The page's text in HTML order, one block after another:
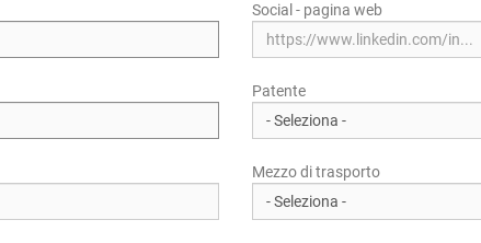
CAP/NAP di residenza
Indirizzo di residenza
Social - pagina web
Patente
Mezzo di trasporto